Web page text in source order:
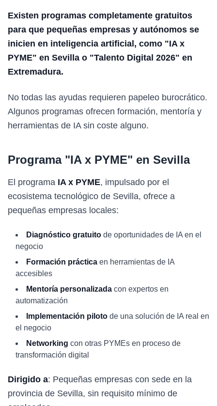
Existen programas completamente gratuitos
para que pequeñas empresas y autónomos se
inicien en inteligencia artificial, como "IA x
PYME" en Sevilla o "Talento Digital 2026" en
Extremadura.
No todas las ayudas requieren papeleo burocrático.
Algunos programas ofrecen formación, mentoría y
herramientas de IA sin coste alguno.
Programa "IA x PYME" en Sevilla
El programa IA x PYME, impulsado por el
ecosistema tecnológico de Sevilla, ofrece a
pequeñas empresas locales:
Diagnóstico gratuito de oportunidades de IA en el
negocio
Formación práctica en herramientas de IA
accesibles
Mentoría personalizada con expertos en
automatización
Implementación piloto de una solución de IA real en
el negocio
Networking con otras PYMEs en proceso de
transformación digital
Dirigido a: Pequeñas empresas con sede en la
provincia de Sevilla, sin requisito mínimo de